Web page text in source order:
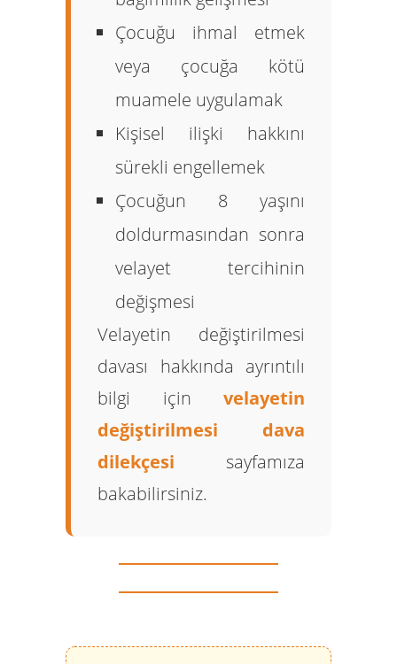
Çocuğu ihmal etmek
veya çocuğa kötü
muamele uygulamak
Kişisel ilişki hakkını
sürekli engellemek
Çocuğun 8 yaşını
doldurmasından sonra
velayet tercihinin
değişmesi
Velayetin değiştirilmesi
davası hakkında ayrıntılı
bilgi için velayetin
değiştirilmesi dava
dilekçesi sayfamıza
bakabilirsiniz.